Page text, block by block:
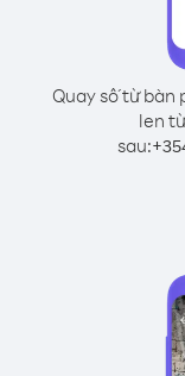
Quay số từ bàn
len
sau:+